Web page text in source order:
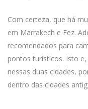
Com certeza, que há
em Marrakech e Fez.
recomendados para
pontos turísticos. Isto
nessas duas cidades,
dentro das cidades